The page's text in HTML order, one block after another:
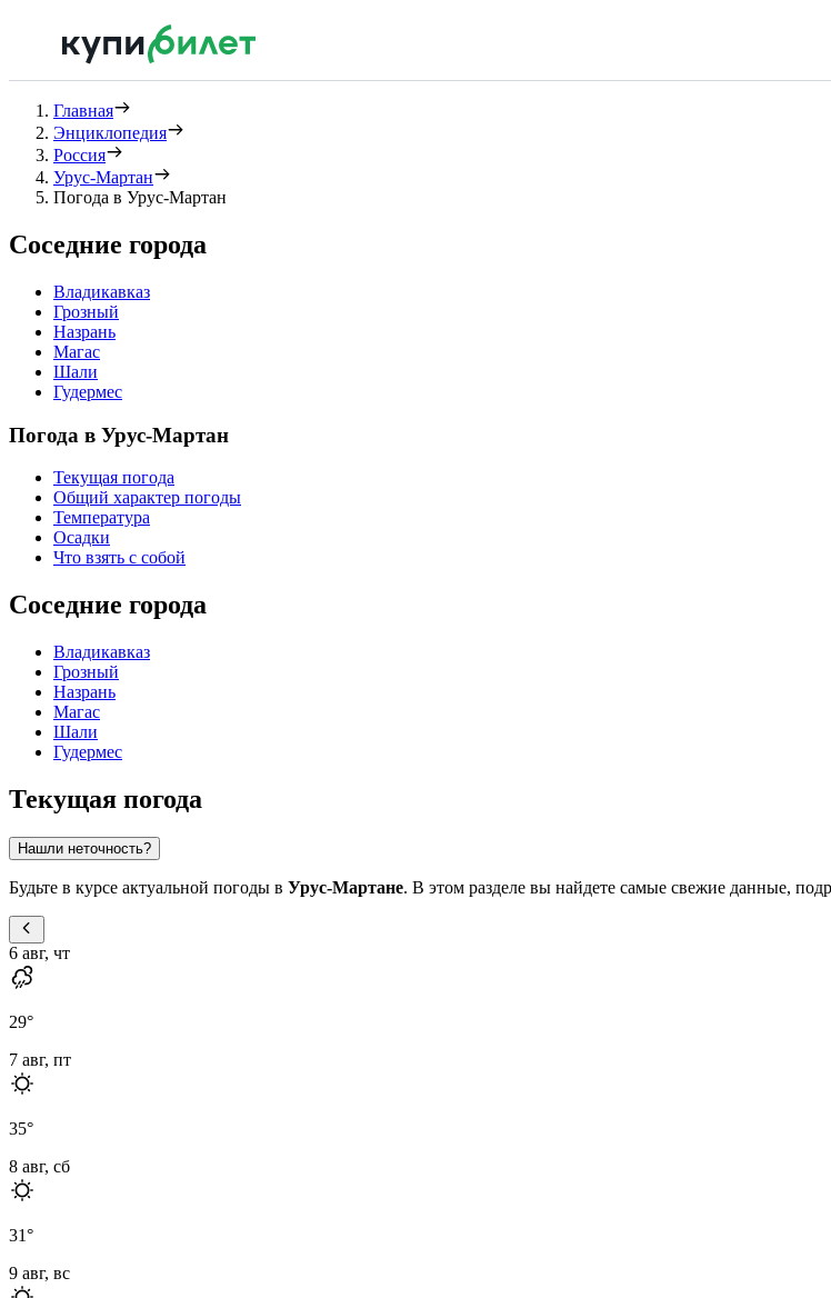
Главная
Энциклопедия
Россия
Урус-Мартан
Погода в Урус-Мартан
Соседние города
Владикавказ
Грозный
Назрань
Магас
Шали
Гудермес
Погода в Урус-Мартан
Текущая погода
Общий характер погоды
Температура
Осадки
Что взять с собой
Соседние города
Владикавказ
Грозный
Назрань
Магас
Шали
Гудермес
Текущая погода
Нашли неточность?
Будьте в курсе актуальной погоды в Урус-Мартане. В этом разделе вы найдете самые свежие данные,
6 авг, чт
29°
7 авг, пт
35°
8 авг, сб
31°
9 авг, вс